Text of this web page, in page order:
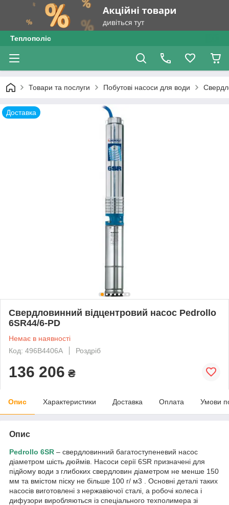
Теплополіс
Товари та послуги Побутові насоси для води
Доставка
Свердловинний відцентровий насос Pedrollo
6SR44/6-PD
Немає в наявності
Код: 496B4406A
Роздріб
136 206 ₴
Опис Характеристики Доставка Оплата Умови
Опис
Pedrollo 6SR – свердловинний багатоступеневий насос
діаметром шість дюймів. Насоси серії 6SR призначені для
підйому води з глибоких свердловин діаметром не менше 150
мм та вмістом піску не більше 100 г/ м3 . Основні деталі таких
насосів виготовлені з нержавіючої сталі, а робочі колеса і
дифузори виробляються із спеціального техполимера зі